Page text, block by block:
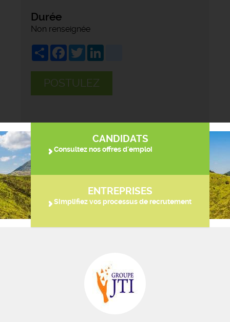
Durée
Non renseignée
ShareFacebook
Twitter
POSTULEZ
CANDIDATS
Consultez nos offres d'emploi
ENTREPRISES
Simplifiez vos processus de recrutement